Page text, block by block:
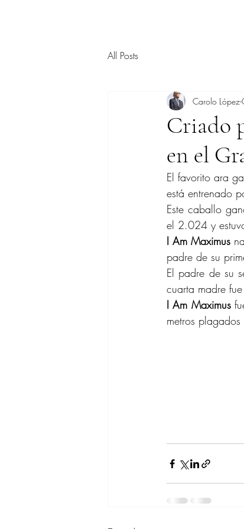
All Posts
Criado
en el
Carolo
El favorito ara
está entrenado
Este caballo
el 2.024 y
I Am Maximus
padre de su
El padre de su
cuarta madre fue
I Am Maximus
metros